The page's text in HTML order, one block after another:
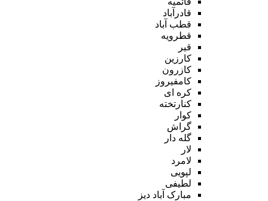
قادرآباد
قطب آباد
قطرویه
قیر
کارزین
کازرون
کامفیروز
کره ای
کنارتخته
کوار
گراش
گله دار
لار
لامرد
لپویی
لطیفی
مبارک آباد دیز